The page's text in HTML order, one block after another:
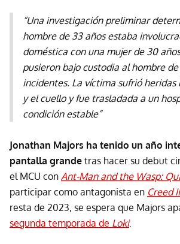
“Una investigación preliminar
hombre de 33 años estaba
doméstica con una mujer de 30
pusieron bajo custodia al hombre
incidentes. La víctima sufrió heridas
y el cuello y fue trasladada a un
condición estable”
Jonathan Majors ha tenido un año
pantalla grande tras hacer su debut
el MCU con Ant-Man and the Wasp:
participar como antagonista en Creed
resta de 2023, se espera que Majors
segunda temporada de Loki.